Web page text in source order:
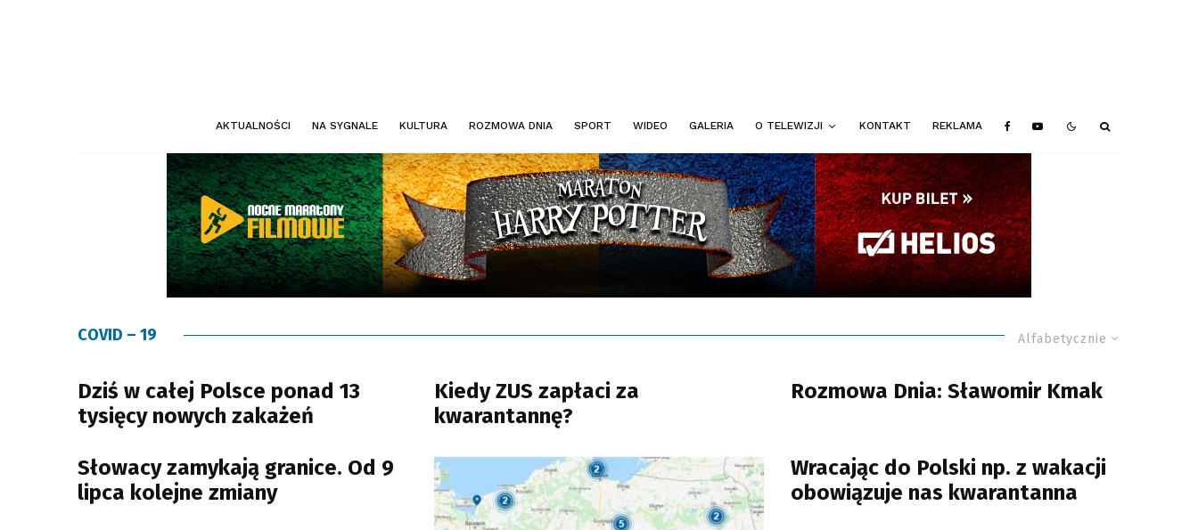
AKTUALNOŚCI NA SYGNALE KULTURA ROZMOWA DNIA SPORT WIDEO GALERIA O TELEWIZJI KONTAKT REKLAMA
Alfabetycznie
COVID – 19
Dziś w całej Polsce ponad 13
tysięcy nowych zakażeń
Kiedy ZUS zapłaci za
kwarantannę?
Rozmowa Dnia: Sławomir Kmak
Słowacy zamykają granice. Od 9
lipca kolejne zmiany
Wracając do Polski np. z wakacji
obowiązuje nas kwarantanna